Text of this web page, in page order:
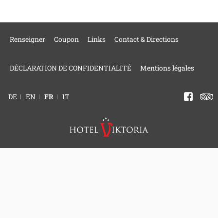
Renseigner Coupon Links Contact & Directions
DÉCLARATION DE CONFIDENTIALITÉ Mentions légales
DE EN FR IT